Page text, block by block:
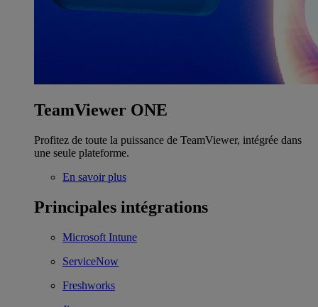
TeamViewer ONE
Profitez de toute la puissance de TeamViewer, intégrée dans
une seule plateforme.
En savoir plus
Principales intégrations
Microsoft Intune
ServiceNow
Freshworks